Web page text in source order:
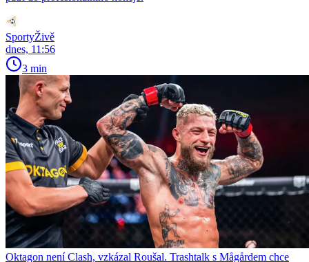
SportyŽivě
dnes, 11:56
3 min
Oktagon není Clash, vzkázal Roušal. Trashtalk s Mågårdem chce